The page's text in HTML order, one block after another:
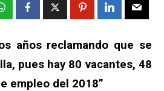
años reclamando que se
pues hay 80 vacantes, 48
empleo del 2018”